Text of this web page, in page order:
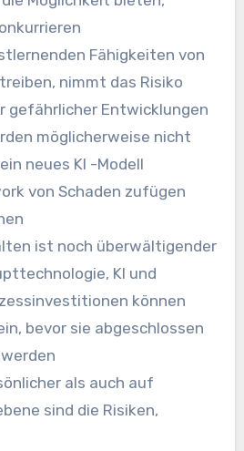
Fähigkeiten von
nimmt das Risiko
gefährlicher Entwicklungen
möglicherweise nicht
neues KI -Modell
von Schaden zufügen
ist noch überwältigender
KI und
können
bevor sie abgeschlossen
als auch auf
sind die Risiken,